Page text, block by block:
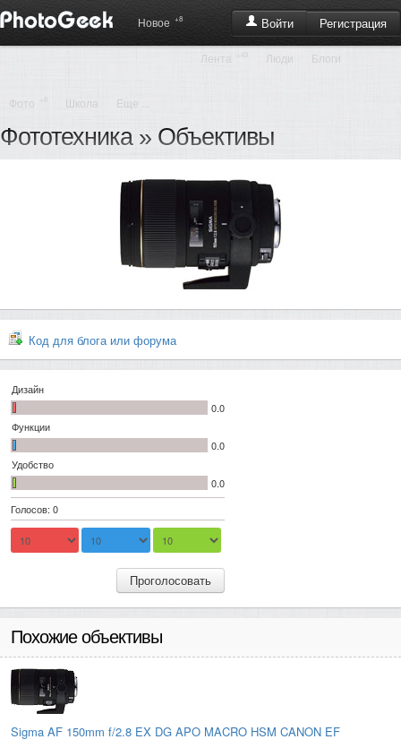
Войти Регистрация
Новое +8
Лента +43 Люди Блоги
Фото Школа Еще ...
Фототехника» Объективы
Код для блога или форума
Дизайн
0.0
Функции
0.0
Удобство
0.0
Голосов: 0
Проголосовать
Похожие объективы
Sigma AF 150mm f/2.8 EX DG APO MACRO HSM CANON EF